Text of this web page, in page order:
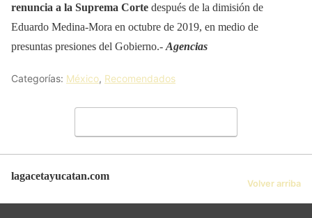
renuncia a la Suprema Corte después de la dimisión de
Eduardo Medina-Mora en octubre de 2019, en medio de
presuntas presiones del Gobierno.- Agencias
Categorías: México, Recomendados
lagacetayucatan.com
Volver arriba